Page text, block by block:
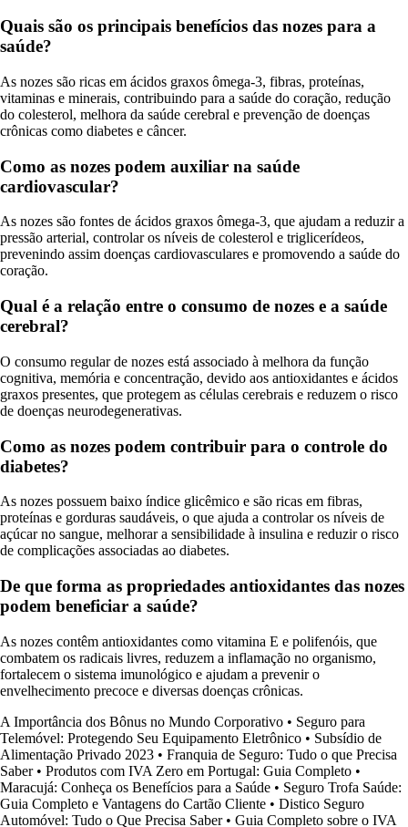
Quais são os principais benefícios das nozes para a
saúde?
As nozes são ricas em ácidos graxos ômega-3, fibras, proteínas,
vitaminas e minerais, contribuindo para a saúde do coração, redução
do colesterol, melhora da saúde cerebral e prevenção de doenças
crônicas como diabetes e câncer.
Como as nozes podem auxiliar na saúde
cardiovascular?
As nozes são fontes de ácidos graxos ômega-3, que ajudam a reduzir a
pressão arterial, controlar os níveis de colesterol e triglicerídeos,
prevenindo assim doenças cardiovasculares e promovendo a saúde do
coração.
Qual é a relação entre o consumo de nozes e a saúde
cerebral?
O consumo regular de nozes está associado à melhora da função
cognitiva, memória e concentração, devido aos antioxidantes e ácidos
graxos presentes, que protegem as células cerebrais e reduzem o risco
de doenças neurodegenerativas.
Como as nozes podem contribuir para o controle do
diabetes?
As nozes possuem baixo índice glicêmico e são ricas em fibras,
proteínas e gorduras saudáveis, o que ajuda a controlar os níveis de
açúcar no sangue, melhorar a sensibilidade à insulina e reduzir o risco
de complicações associadas ao diabetes.
De que forma as propriedades antioxidantes das nozes
podem beneficiar a saúde?
As nozes contêm antioxidantes como vitamina E e polifenóis, que
combatem os radicais livres, reduzem a inflamação no organismo,
fortalecem o sistema imunológico e ajudam a prevenir o
envelhecimento precoce e diversas doenças crônicas.
A Importância dos Bônus no Mundo Corporativo • Seguro para
Telemóvel: Protegendo Seu Equipamento Eletrônico • Subsídio de
Alimentação Privado 2023 • Franquia de Seguro: Tudo o que Precisa
Saber• Produtos com IVA Zero em Portugal: Guia Completo •
Maracujá: Conheça os Benefícios para a Saúde • Seguro Trofa Saúde:
Guia Completo e Vantagens do Cartão Cliente • Distico Seguro
Automóvel: Tudo o Que Precisa Saber• Guia Completo sobre o IVA